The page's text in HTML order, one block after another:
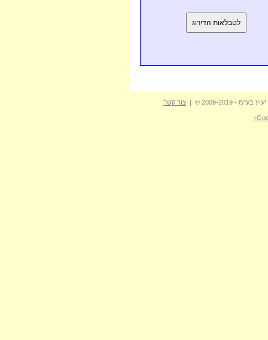
לטבלאות הדירוג
- 2009-2019 © | צור קשר